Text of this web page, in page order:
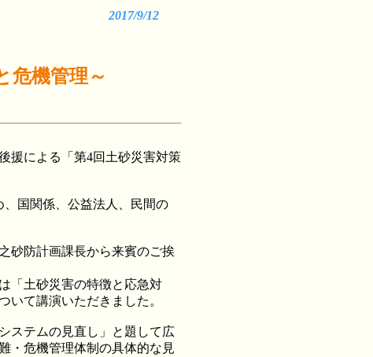
2017/9/12
危機管理～
援による「第4回土砂災害対策
国関係、公益法人、民間の
防計画課長から来賓のご挨
土砂災害の特徴と応急対
て講演いただきました。
ステムの見直し」と題して広
・危機管理体制の具体的な見